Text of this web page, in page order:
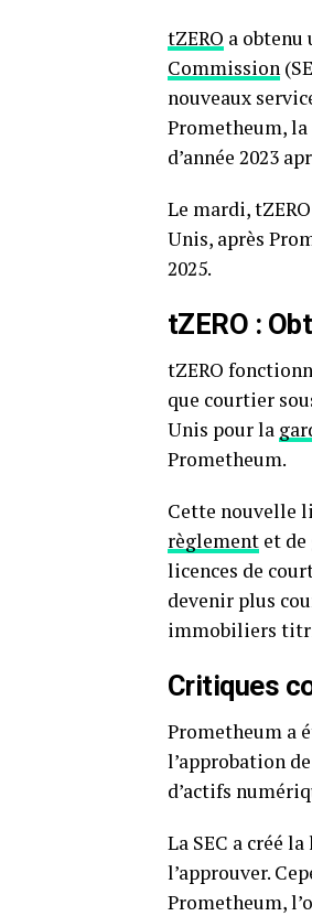
tZERO a obtenu
Commission
nouveaux
Prometheum,
d’année 2023
Le mardi,
Unis, après
2025.
tZERO :
tZERO
que courtier
Unis pour la
Prometheum.
Cette nouvelle
règlement et
licences de
devenir plus
immobiliers
Critiques
Prometheum a
l’approbation
d’actifs
La SEC a créé
l’approuver.
Prometheum,